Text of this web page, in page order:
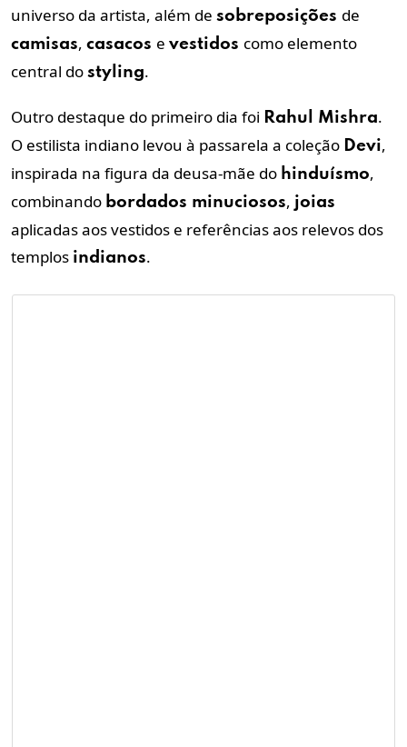
universo da artista, além de sobreposições de
camisas, casacos e vestidos como elemento
central do styling.
Outro destaque do primeiro dia foi Rahul Mishra.
O estilista indiano levou à passarela a coleção Devi,
inspirada na figura da deusa-mãe do hinduísmo,
combinando bordados minuciosos, joias
aplicadas aos vestidos e referências aos relevos dos
templos indianos.